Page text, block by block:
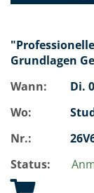
Grundlagen
Wann:
Di.
Wo:
Nr.:
Status: